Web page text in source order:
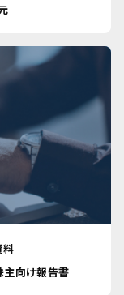
料
主向け報告書